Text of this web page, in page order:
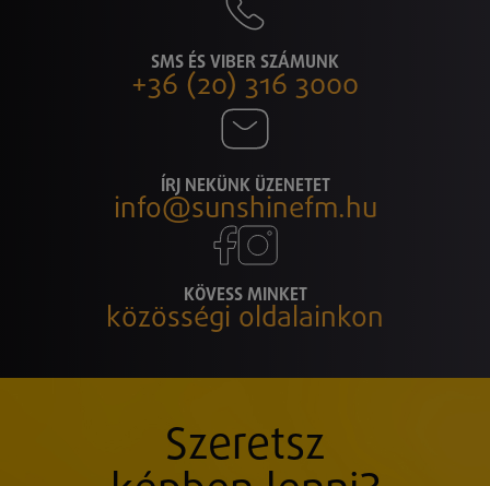
SMS ÉS VIBER SZÁMUNK
+36 (20) 316 3000
ÍRJ NEKÜNK ÜZENETET
info@sunshinefm.hu
KÖVESS MINKET
közösségi oldalainkon
Szeretsz